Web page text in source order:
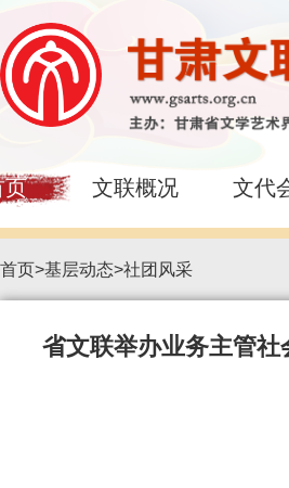
页 文联概况 文代
首页>基层动态>社团风采
省文联举办业务主管